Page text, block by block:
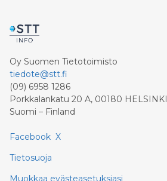
Oy Suomen Tietotoimisto
tiedote@stt.fi
(09) 6958 1286
Porkkalankatu 20 A, 00180 HELSINKI
Suomi – Finland
Facebook X
Tietosuoja
Muokkaa evästeasetuksiasi